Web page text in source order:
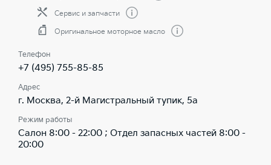
Сервис и запчасти
Оригинальное моторное масло
Телефон
+7 (495) 755-85-85
Адрес
г. Москва, 2-й Магистральный тупик, 5а
Режим работы
Салон 8:00 - 22:00 ; Отдел запасных частей 8:00 -
20:00